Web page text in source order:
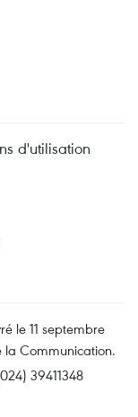
d'utilisation
le 11 septembre
Communication.
39411348